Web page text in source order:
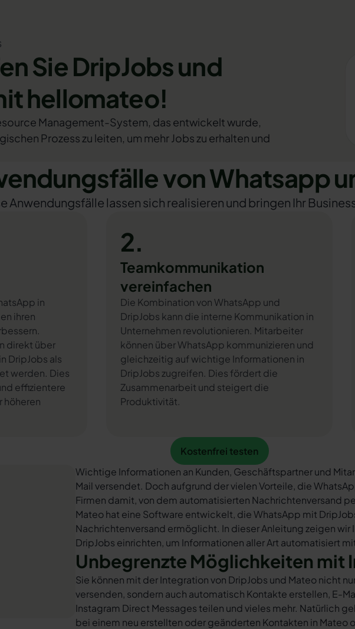
Sie DripJobs und
hellomateo!
Management-System, das entwickelt wurde,
Prozess zu leiten, um mehr Jobs zu erhalten und
von Whatsapp
Anwendungsfälle lassen sich realisieren und bringen Ihr
in
ihren
direkt über
DripJobs als
werden. Dies
effizientere
höheren
2.
Teamkommunikation
vereinfachen
Die Kombination von WhatsApp und
DripJobs kann die interne Kommunikation in
Unternehmen revolutionieren. Mitarbeiter
können über WhatsApp kommunizieren und
gleichzeitig auf wichtige Informationen in
DripJobs zugreifen. Dies fördert die
Zusammenarbeit und steigert die
Produktivität.
Kostenfrei testen
Kostenfrei testen
Wichtige Informationen an Kunden, Geschäftspartner und
Mail versendet. Doch aufgrund der vielen Vorteile, die
Firmen damit, von dem automatisierten Nachrichtenversand
Mateo hat eine Software entwickelt, die WhatsApp mit
Nachrichtenversand ermöglicht. In dieser Anleitung zeigen wir
DripJobs einrichten, um Informationen aller Art automatisiert
Unbegrenzte Möglichkeiten mit
Sie können mit der Integration von DripJobs und Mateo nicht
versenden, sondern auch automatisch Kontakte erstellen, E-
Instagram Direct Messages teilen und vieles mehr. Natürlich
bei einem neu erstellten oder geänderten Kontakten in